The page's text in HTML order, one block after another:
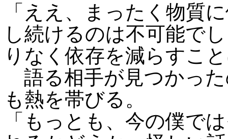
「ええ、まったく物質
し続けるのは不可能で
りなく依存を減らすこ
語る相手が見つかっ
も熱を帯びる。
「もっとも、今の僕で